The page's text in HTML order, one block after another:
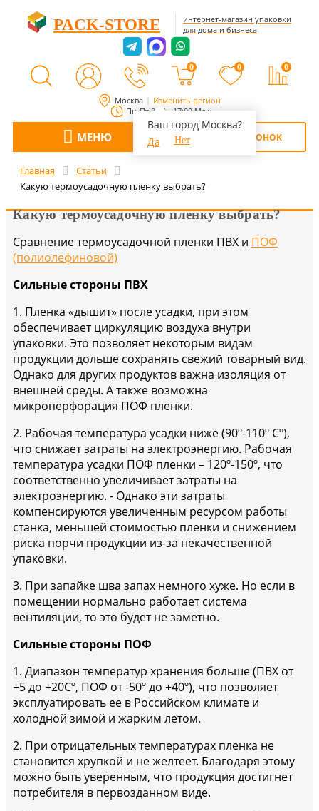
Москва Изменить регион
Ваш город Москва?
Да
Нет
Пн-Пт 8:00 - 17:00 Мск
PACK-STORE
интернет-магазин упаковки
для дома и бизнеса
0 0 0
МЕНЮ ОБРАТНЫЙ ЗВОНОК
Главная
Статьи
Какую термоусадочную пленку выбрать?
Какую термоусадочную пленку выбрать?
Сравнение термоусадочной пленки ПВХ и ПОФ
(полиолефиновой)
Сильные стороны ПВХ
1. Пленка «дышит» после усадки, при этом
обеспечивает циркуляцию воздуха внутри
упаковки. Это позволяет некоторым видам
продукции дольше сохранять свежий товарный вид.
Однако для других продуктов важна изоляция от
внешней среды. А также возможна
микроперфорация ПОФ пленки.
2. Рабочая температура усадки ниже (90º-110º Cº),
что снижает затраты на электроэнергию. Рабочая
температура усадки ПОФ пленки – 120º-150º, что
соответственно увеличивает затраты на
электроэнергию. - Однако эти затраты
компенсируются увеличенным ресурсом работы
станка, меньшей стоимостью пленки и снижением
риска порчи продукции из-за некачественной
упаковки.
3. При запайке шва запах немного хуже. Но если в
помещении нормально работает система
вентиляции, то это будет не заметно.
Сильные стороны ПОФ
1. Диапазон температур хранения больше (ПВХ от
+5 до +20Сº, ПОФ от -50º до +40º), что позволяет
эксплуатировать ее в Российском климате и
холодной зимой и жарким летом.
2. При отрицательных температурах пленка не
становится хрупкой и не желтеет. Благодаря этому
можно быть уверенным, что продукция достигнет
потребителя в первозданном виде.